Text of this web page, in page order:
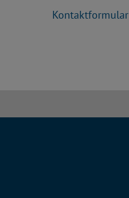
Kontaktformular